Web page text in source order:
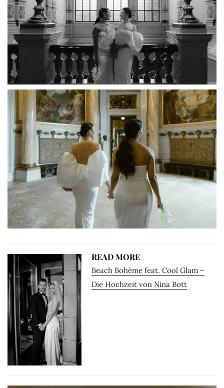
READ MORE
Beach Bohème feat. Cool Glam –
Die Hochzeit von Nina Bott